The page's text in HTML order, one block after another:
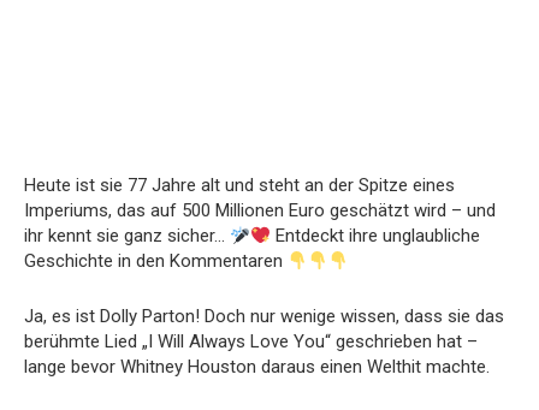
Heute ist sie 77 Jahre alt und steht an der Spitze eines
Imperiums, das auf 500 Millionen Euro geschätzt wird – und
ihr kennt sie ganz sicher…
Entdeckt ihre unglaubliche
Geschichte in den Kommentaren
Ja, es ist Dolly Parton! Doch nur wenige wissen, dass sie das
berühmte Lied „I Will Always Love You“ geschrieben hat –
lange bevor Whitney Houston daraus einen Welthit machte.